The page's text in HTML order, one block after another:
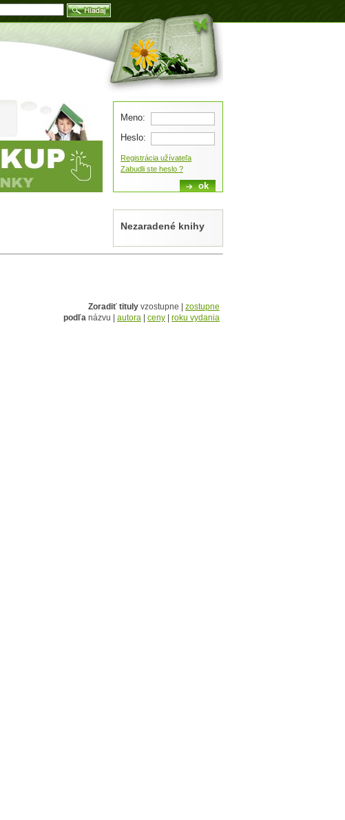
Nezaradené knihy
Zoradiť tituly vzostupne | zostupne
podľa názvu | autora ceny roku vydania
Meno:
Heslo:
Registrácia užívateľa
Zabudli ste heslo ?